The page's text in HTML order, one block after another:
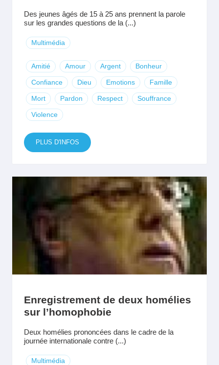
Des jeunes âgés de 15 à 25 ans prennent la parole
sur les grandes questions de la (...)
Multimédia
Amitié Amour Argent Bonheur
Confiance Dieu Emotions Famille
Mort Pardon Respect Souffrance
Violence
PLUS D'INFOS
Enregistrement de deux homélies
sur l’homophobie
Deux homélies prononcées dans le cadre de la
journée internationale contre (...)
Multimédia